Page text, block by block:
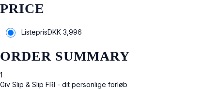
PRICE
ListeprisDKK 3,996
ORDER SUMMARY
1
Giv Slip & Slip FRI - dit personlige forløb